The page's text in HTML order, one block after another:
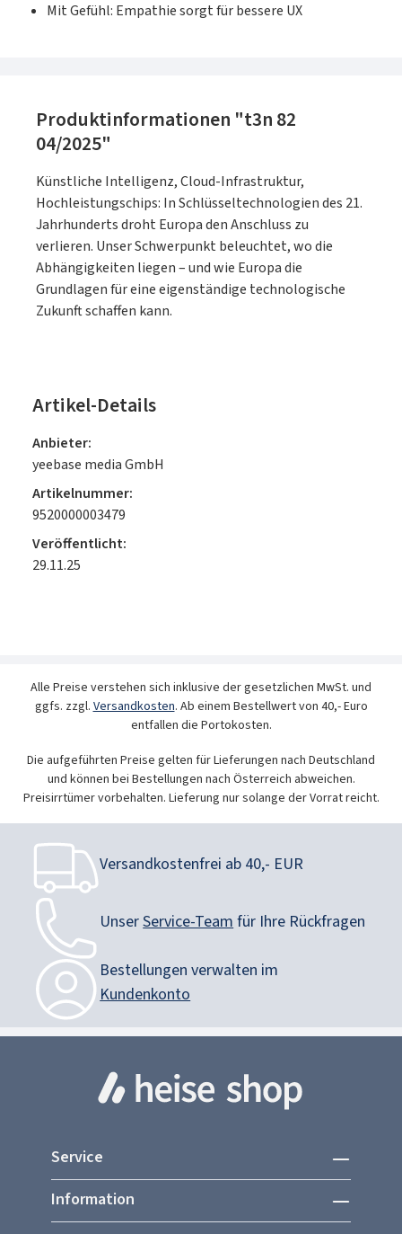
Mit Gefühl: Empathie sorgt für bessere UX
Produktinformationen "t3n 82
04/2025"
Künstliche Intelligenz, Cloud-Infrastruktur,
Hochleistungschips: In Schlüsseltechnologien des 21.
Jahrhunderts droht Europa den Anschluss zu
verlieren. Unser Schwerpunkt beleuchtet, wo die
Abhängigkeiten liegen – und wie Europa die
Grundlagen für eine eigenständige technologische
Zukunft schaffen kann.
Artikel-Details
Anbieter:
yeebase media GmbH
Artikelnummer:
9520000003479
Veröffentlicht:
29.11.25
Alle Preise verstehen sich inklusive der gesetzlichen MwSt. und
ggfs. zzgl.Versandkosten. Ab einem Bestellwert von 40,- Euro
entfallen die Portokosten.
Die aufgeführten Preise gelten für Lieferungen nach Deutschland
und können bei Bestellungen nach Österreich abweichen.
Preisirrtümer vorbehalten. Lieferung nur solange der Vorrat reicht.
Versandkostenfrei ab 40,- EUR
UnserService-Team für Ihre Rückfragen
Bestellungen verwalten im
Kundenkonto
Service
Information